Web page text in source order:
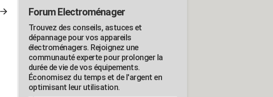
Forum Electroménager
Trouvez des conseils, astuces et
dépannage pour vos appareils
électroménagers. Rejoignez une
communauté experte pour prolonger la
durée de vie de vos équipements.
Économisez du temps et de l'argent en
optimisant leur utilisation.